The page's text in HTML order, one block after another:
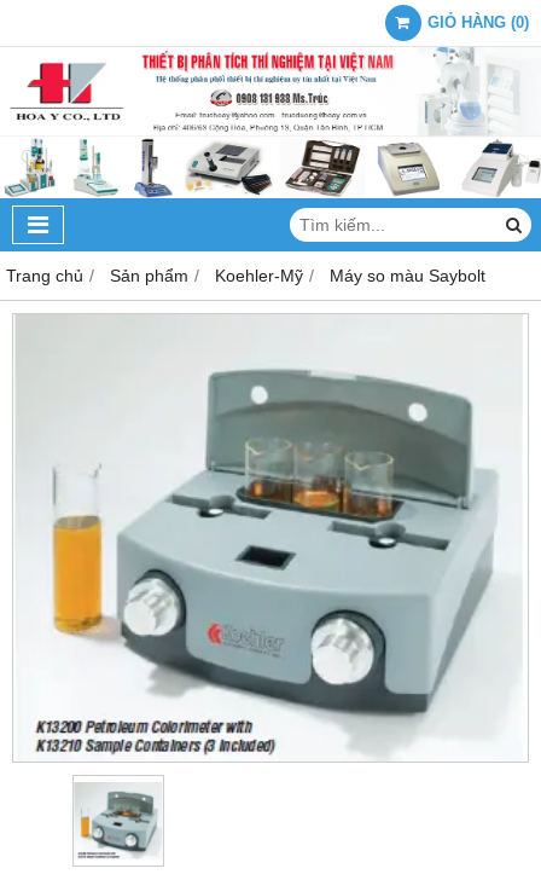
GIỎ HÀNG (0)
Trang chủ Sản phẩm Koehler-Mỹ Máy so màu Saybolt